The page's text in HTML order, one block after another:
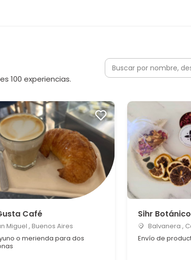
100 experiencias.
Café
Miguel , Buenos Aires
o merienda para dos
Sihr
Balvanera ,
Envío de